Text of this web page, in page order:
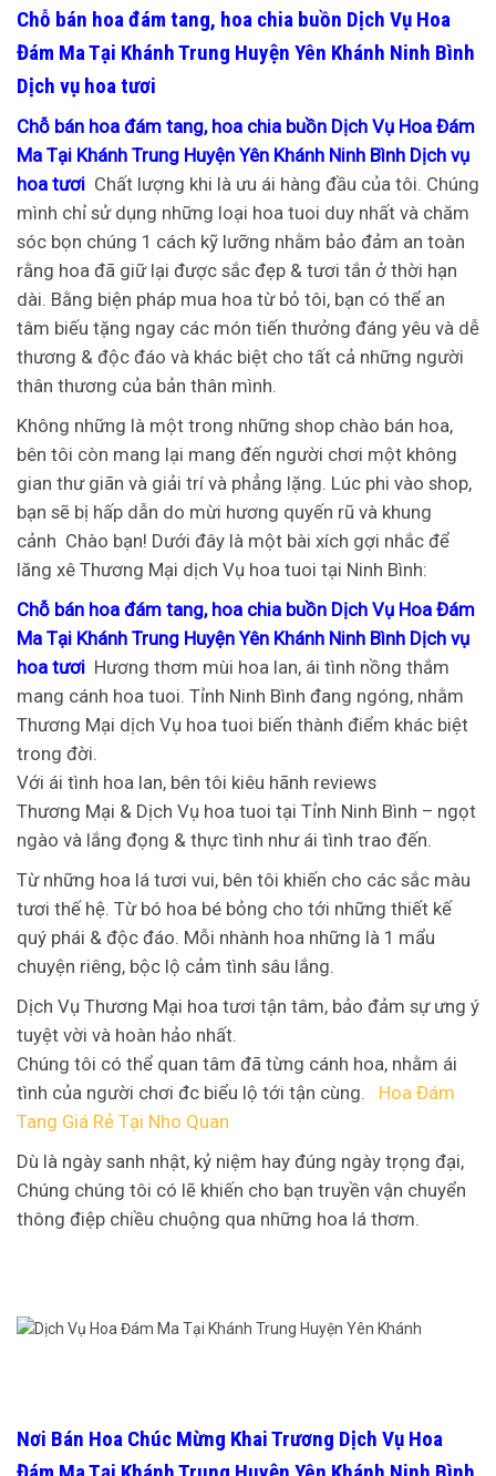
Chỗ bán hoa đám tang, hoa chia buồn Dịch Vụ Hoa
Đám Ma Tại Khánh Trung Huyện Yên Khánh Ninh Bình
Dịch vụ hoa tươi
Chỗ bán hoa đám tang, hoa chia buồn Dịch Vụ Hoa Đám
Ma Tại Khánh Trung Huyện Yên Khánh Ninh Bình Dịch vụ
hoa tươi Chất lượng khi là ưu ái hàng đầu của tôi. Chúng
mình chỉ sử dụng những loại hoa tuoi duy nhất và chăm
sóc bọn chúng 1 cách kỹ lưỡng nhằm bảo đảm an toàn
rằng hoa đã giữ lại được sắc đẹp & tươi tắn ở thời hạn
dài. Bằng biện pháp mua hoa từ bỏ tôi, bạn có thể an
tâm biếu tặng ngay các món tiến thưởng đáng yêu và dễ
thương & độc đáo và khác biệt cho tất cả những người
thân thương của bản thân mình.
Không những là một trong những shop chào bán hoa,
bên tôi còn mang lại mang đến người chơi một không
gian thư giãn và giải trí và phẳng lặng. Lúc phi vào shop,
bạn sẽ bị hấp dẫn do mừi hương quyến rũ và khung
cảnh Chào bạn! Dưới đây là một bài xích gợi nhắc để
lăng xê Thương Mại dịch Vụ hoa tuoi tại Ninh Bình:
Chỗ bán hoa đám tang, hoa chia buồn Dịch Vụ Hoa Đám
Ma Tại Khánh Trung Huyện Yên Khánh Ninh Bình Dịch vụ
hoa tươi Hương thơm mùi hoa lan, ái tình nồng thắm
mang cánh hoa tuoi. Tỉnh Ninh Bình đang ngóng, nhằm
Thương Mại dịch Vụ hoa tuoi biến thành điểm khác biệt
trong đời.
Với ái tình hoa lan, bên tôi kiêu hãnh reviews
Thương Mại & Dịch Vụ hoa tuoi tại Tỉnh Ninh Bình – ngọt
ngào và lắng đọng & thực tình như ái tình trao đến.
Từ những hoa lá tươi vui, bên tôi khiến cho các sắc màu
tươi thế hệ. Từ bó hoa bé bỏng cho tới những thiết kế
quý phái & độc đáo. Mỗi nhành hoa những là 1 mẩu
chuyện riêng, bộc lộ cảm tình sâu lắng.
Dịch Vụ Thương Mại hoa tươi tận tâm, bảo đảm sự ưng ý
tuyệt vời và hoàn hảo nhất.
Chúng tôi có thể quan tâm đã từng cánh hoa, nhằm ái
tình của người chơi đc biểu lộ tới tận cùng. Hoa Đám
Tang Giá Rẻ Tại Nho Quan
Dù là ngày sanh nhật, kỷ niệm hay đúng ngày trọng đại,
Chúng chúng tôi có lẽ khiến cho bạn truyền vận chuyển
thông điệp chiều chuộng qua những hoa lá thơm.
Nơi Bán Hoa Chúc Mừng Khai Trương Dịch Vụ Hoa